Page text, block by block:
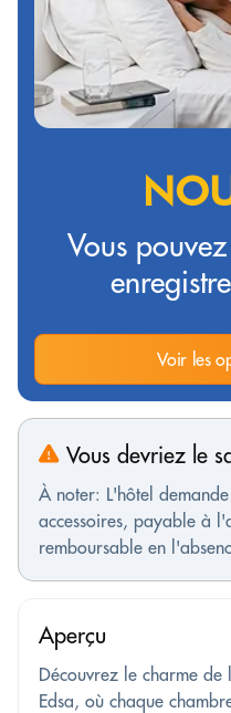
Vous
Voir les
Vous devriez le
À noter: L'hôtel
accessoires, payable à
remboursable en
Aperçu
Découvrez le charme
Edsa, où chaque